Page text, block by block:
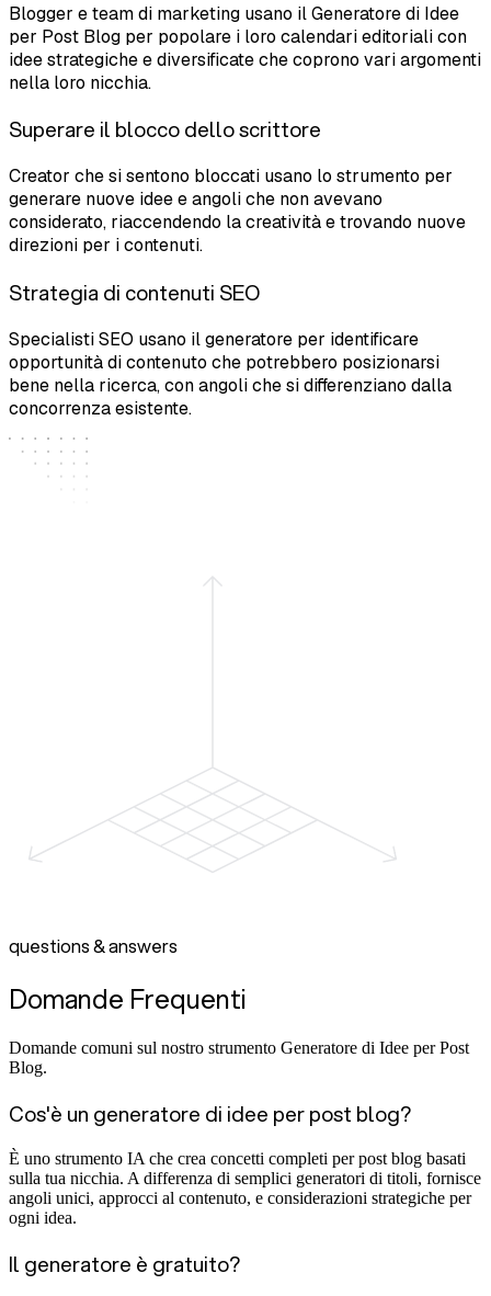
Blogger e team di marketing usano il Generatore di Idee
per Post Blog per popolare i loro calendari editoriali con
idee strategiche e diversificate che coprono vari argomenti
nella loro nicchia.
Superare il blocco dello scrittore
Creator che si sentono bloccati usano lo strumento per
generare nuove idee e angoli che non avevano
considerato, riaccendendo la creatività e trovando nuove
direzioni per i contenuti.
Strategia di contenuti SEO
Specialisti SEO usano il generatore per identificare
opportunità di contenuto che potrebbero posizionarsi
bene nella ricerca, con angoli che si differenziano dalla
concorrenza esistente.
questions & answers
Domande Frequenti
Domande comuni sul nostro strumento Generatore di Idee per Post
Blog.
Cos'è un generatore di idee per post blog?
È uno strumento IA che crea concetti completi per post blog basati
sulla tua nicchia. A differenza di semplici generatori di titoli, fornisce
angoli unici, approcci al contenuto, e considerazioni strategiche per
ogni idea.
Il generatore è gratuito?